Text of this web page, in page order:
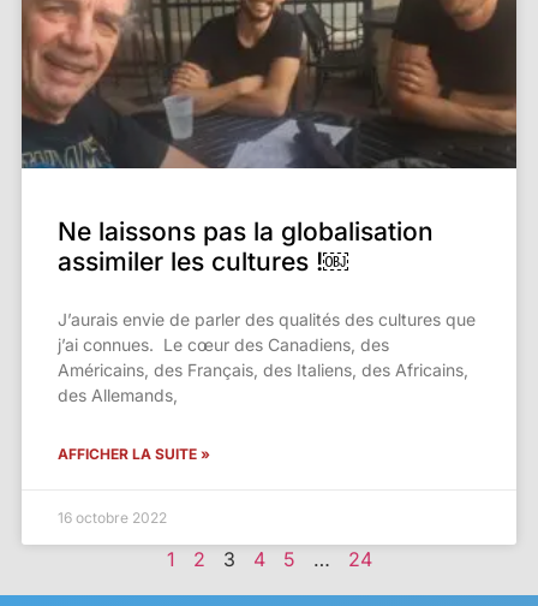
Ne laissons pas la globalisation
assimiler les cultures !￼
J’aurais envie de parler des qualités des cultures que
j’ai connues. Le cœur des Canadiens, des
Américains, des Français, des Italiens, des Africains,
des Allemands,
AFFICHER LA SUITE »
16 octobre 2022
1 2 3 4 5 … 24